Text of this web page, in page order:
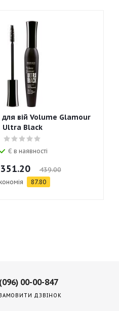
вій Volume Glamour
Ultra Black
Є в наявності
351.20 439.00
87.80
(096) 00-00-847
ДЗВІНОК